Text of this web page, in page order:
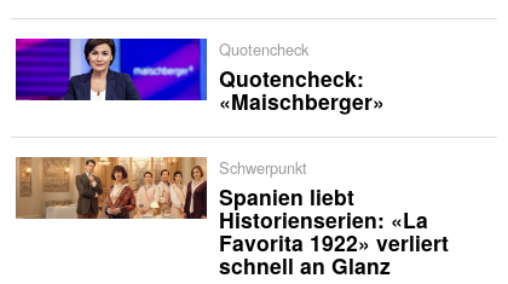
Quotencheck
Quotencheck:
«Maischberger»
Schwerpunkt
Spanien liebt
Historienserien: «La
Favorita 1922» verliert
schnell an Glanz